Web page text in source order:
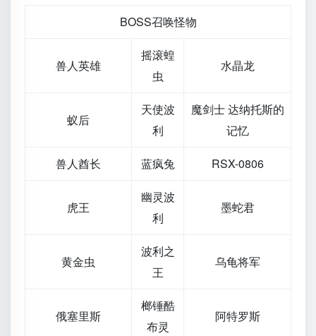
BOSS召唤怪物
兽人英雄
摇滚蝗
虫
水晶龙
蚁后
天使波
利
魔剑士 达纳托斯的
记忆
兽人酋长 蓝疯兔 RSX-0806
虎王
幽灵波
利
墨蛇君
黄金虫
波利之
王
乌龟将军
俄塞里斯
榔锤酷
布灵
阿特罗斯